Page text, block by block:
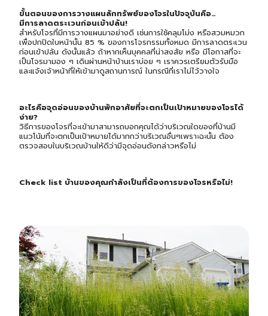
ขั้นตอนของการวางแผนลักทรัพย์ของโจรในปัจจุบันคือ…
มีการลาดตระเวนก่อนเข้าปล้น!
สำหรับโจรที่มีการวางแผนมาอย่างดี เช่นการใช้คลุมโม่ง หรือสวมหมวก
เพื่อปกปิดใบหน้านั้น 85 % ของการโจรกรรมทั้งหมด มีการลาดตระเวน
ก่อนเข้าปล้น ดังนั้นแล้ว ถ้าหากเห็นบุคคลที่น่าสงสัย หรือ มีโอกาสที่จะ
เป็นโจรมามอง ๆ เดินผ่านหน้าบ้านเราบ่อย ๆ เราควรเตรียมตัวรับมือ
และแจ้งเจ้าหน้าที่ให้เข้ามาดูสถานการณ์ ในกรณีที่เราไม่ไว้วางใจ
อะไรคือจุดอ่อนของบ้านพักอาศัยที่จะตกเป็นเป้าหมายของโจรได้
ง่าย?
วิธีการของโจรที่จะเข้ามาสามารถบอกคุณได้ว่าบริเวณใดของที่บ้านมี
แนวโน้มที่จะตกเป็นเป้าหมายได้มากกว่าบริเวณอื่นๆเพราะฉะนั้น ต้อง
ตรวจสอบในบริเวณบ้านให้ดีว่ามีจุดอ่อนดังกล่าวหรือไม่
Check list บ้านของคุณกำลังเป็นที่ต้องการของโจรหรือไม่!